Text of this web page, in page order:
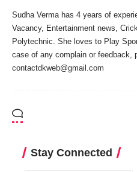
Sudha Verma has 4 years of
Vacancy, Entertainment news,
Polytechnic. She loves to Play
case of any complain or feedback,
contactdkweb@gmail.com
Stay Connected